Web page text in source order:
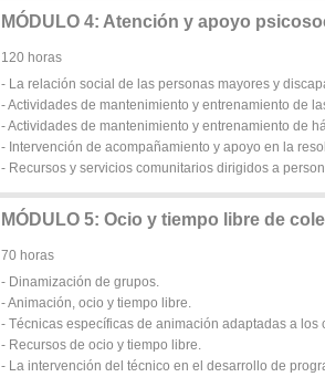
MÓDULO 4: Atención y apoyo
120 horas
- La relación social de las personas mayores y
- Actividades de mantenimiento y entrenamiento de
- Actividades de mantenimiento y entrenamiento de
- Intervención de acompañamiento y apoyo en la
- Recursos y servicios comunitarios dirigidos a
MÓDULO 5: Ocio y tiempo libre de
70 horas
- Dinamización de grupos.
- Animación, ocio y tiempo libre.
- Técnicas específicas de animación adaptadas a los
- Recursos de ocio y tiempo libre.
- La intervención del técnico en el desarrollo de